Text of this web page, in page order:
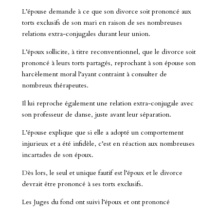
L’épouse demande à ce que son divorce soit prononcé aux
torts exclusifs de son mari en raison de ses nombreuses
relations extra-conjugales durant leur union.
L’époux sollicite, à titre reconventionnel, que le divorce soit
prononcé à leurs torts partagés, reprochant à son épouse son
harcèlement moral l’ayant contraint à consulter de
nombreux thérapeutes.
Il lui reproche également une relation extra-conjugale avec
son professeur de danse, juste avant leur séparation.
L’épouse explique que si elle a adopté un comportement
injurieux et a été infidèle, c’est en réaction aux nombreuses
incartades de son époux.
Dès lors, le seul et unique fautif est l’époux et le divorce
devrait être prononcé à ses torts exclusifs.
Les Juges du fond ont suivi l’époux et ont prononcé